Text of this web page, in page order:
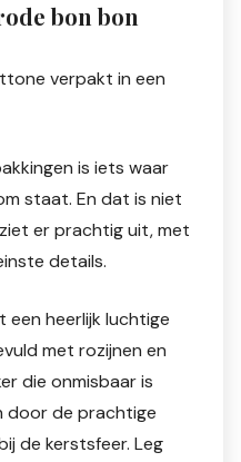
bon bon
verpakt in een
is iets waar
staat. En dat is niet
er prachtig uit, met
details.
een heerlijk luchtige
met rozijnen en
die onmisbaar is
door de prachtige
de kerstsfeer. Leg